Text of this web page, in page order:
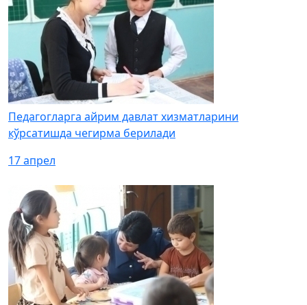
Педагогларга айрим давлат хизматларини
кўрсатишда чегирма берилади
17 апрел